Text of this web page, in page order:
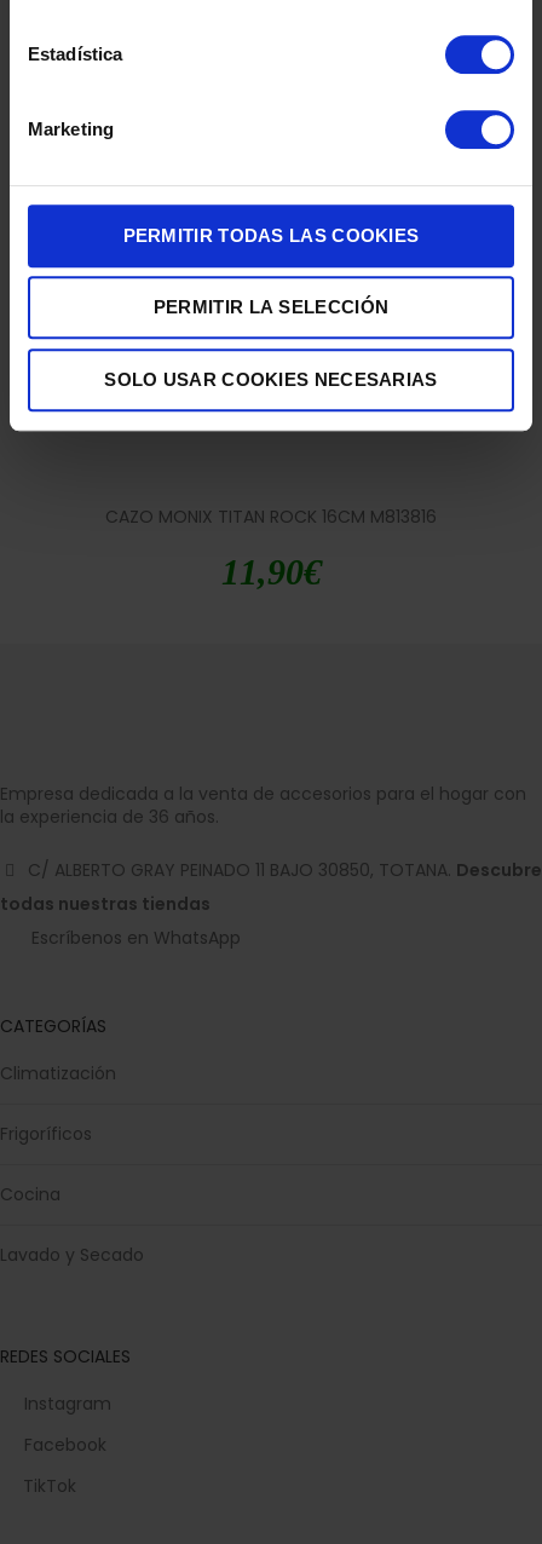
Estadística
Marketing
PERMITIR TODAS LAS COOKIES
PERMITIR LA SELECCIÓN
SOLO USAR COOKIES NECESARIAS
11,90€
CAZO MONIX TITAN ROCK 16CM M813816
11,90€
Empresa dedicada a la venta de accesorios para el hogar con
la experiencia de 36 años.
C/ ALBERTO GRAY PEINADO 11 BAJO 30850, TOTANA. Descubre
todas nuestras tiendas
Escríbenos en WhatsApp
CATEGORÍAS
Climatización
Frigoríficos
Cocina
Lavado y Secado
REDES SOCIALES
Instagram
Facebook
TikTok